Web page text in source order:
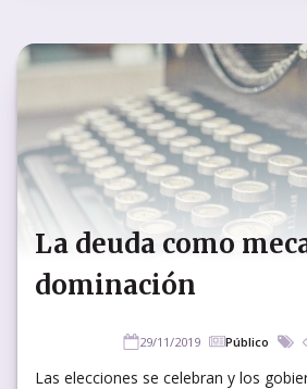
La deuda como
dominación
29/11/2019 Público
Las elecciones se celebran y los